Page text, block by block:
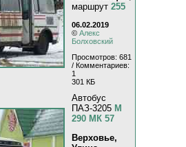
маршрут 255
06.02.2019
© Алекс
Болховский
Просмотров: 681
/ Комментариев:
1
301 КБ
Автобус
ПАЗ-3205 М
290 МК 57
Верховье,